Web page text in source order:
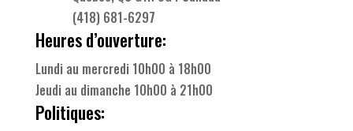
(418) 681-6297
Heures d’ouverture:
Lundi au mercredi 10h00 à 18h00
Jeudi au dimanche 10h00 à 21h00
Politiques: